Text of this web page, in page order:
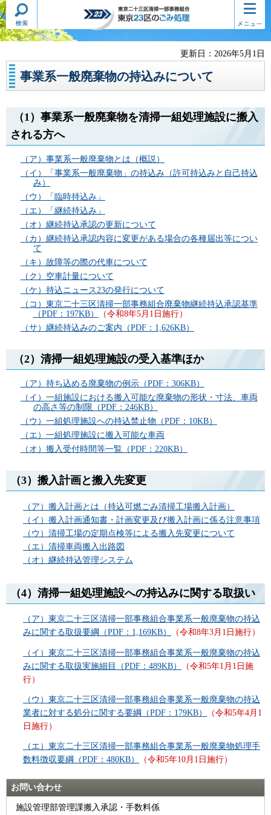
東京二十三区清掃一部事務組合
東京23区のごみ処理
検索・
共通メ
ニュー
コンテ
ンツメ
ニュー
更新日：2026年5月1日
事業系一般廃棄物の持込みについて
（1）事業系一般廃棄物を清掃一組処理施設に搬入
される方へ
（ア）事業系一般廃棄物とは（概説）
（イ）「事業系一般廃棄物」の持込み（許可持込みと自己持込
み）
（ウ）「臨時持込み」
（エ）「継続持込み」
（オ）継続持込承認の更新について
（カ）継続持込承認内容に変更がある場合の各種届出等につい
て
（キ）故障等の際の代車について
（ク）空車計量について
（ケ）持込ニュース23の発行について
（コ）東京二十三区清掃一部事務組合廃棄物継続持込承認基準
（PDF：197KB）
（令和8年5月1日施行）
（サ）継続持込みのご案内（PDF：1,626KB）
（2）清掃一組処理施設の受入基準ほか
（ア）持ち込める廃棄物の例示（PDF：306KB）
（イ）一組施設における搬入可能な廃棄物の形状・寸法、車両
の高さ等の制限（PDF：246KB）
（ ウ）一組処理施設への持込禁止物（PDF：10KB）
（ エ）一組処理施設に搬入可能な車両
（オ）搬入受付時間等一覧（PDF：220KB）
（3）搬入計画と搬入先変更
（ア）搬入計画とは（持込可燃ごみ清掃工場搬入計画）
（イ）搬入計画通知書・計画変更及び搬入計画に係る注意事項
（ウ）清掃工場の定期点検等による搬入先変更について
（エ）清掃車両搬入出路図
（オ）継続持込管理システム
（4）清掃一組処理施設への持込みに関する取扱い
（ア）東京二十三区清掃一部事務組合事業系一般廃棄物の持込
みに関する取扱要綱（PDF：1,169KB）
（令和8年3月1日施行）
（イ）東京二十三区清掃一部事務組合事業系一般廃棄物の持込
みに関する取扱実施細目（PDF：489KB）
（令和5年1月1日施
行）
（ウ）東京二十三区清掃一部事務組合事業系一般廃棄物の持込
業者に対する処分に関する要綱（PDF：179KB）
（令和5年4月1
日施行）
（エ）東京二十三区清掃一部事務組合事業系一般廃棄物処理手
数料徴収要綱（PDF：480KB）
（令和5年10月1日施行）
お問い合わせ
施設管理部管理課搬入承認・手数料係